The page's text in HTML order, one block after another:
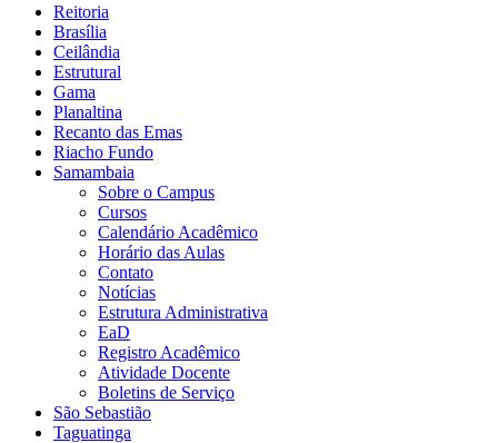
Reitoria
Brasília
Ceilândia
Estrutural
Gama
Planaltina
Recanto das Emas
Riacho Fundo
Samambaia
Sobre o Campus
Cursos
Calendário Acadêmico
Horário das Aulas
Contato
Notícias
Estrutura Administrativa
EaD
Registro Acadêmico
Atividade Docente
Boletins de Serviço
São Sebastião
Taguatinga